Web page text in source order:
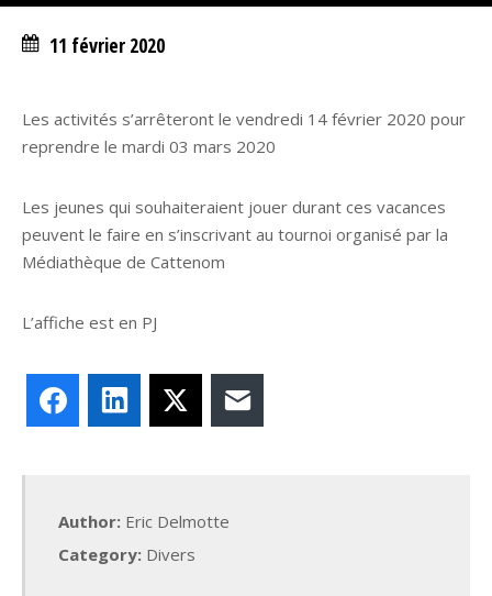
11 février 2020
Les activités s’arrêteront le vendredi 14 février 2020 pour
reprendre le mardi 03 mars 2020
Les jeunes qui souhaiteraient jouer durant ces vacances
peuvent le faire en s’inscrivant au tournoi organisé par la
Médiathèque de Cattenom
L’affiche est en PJ
FacebookLinkedIn
Author: Eric Delmotte
Category: Divers